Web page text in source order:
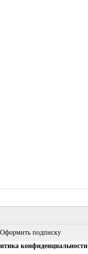
Оформить подписку
конфиденциальности